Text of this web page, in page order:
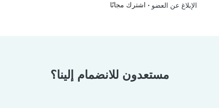
الإبلاغ عن العضو • اشترك مجانًا
مستعدون للانضمام إلينا؟